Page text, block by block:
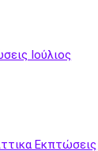
Ιούλιος
Εκπτώσεις